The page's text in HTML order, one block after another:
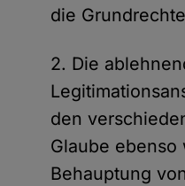
die
2. Die
den
Glaube
Behauptung